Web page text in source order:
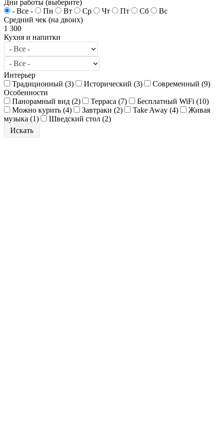
Дни работы (выберите)
- Все -
Пн Вт Ср Чт Пт Сб
Вс
Средний чек (на двоих)
1 300
Кухня и напитки
Интерьер
Традиционный (3)
Исторический (3)
Современный (9)
Особенности
Панорамный вид (2)
Терраса (7)
Бесплатный WiFi (10)
Можно курить (4)
Завтраки (2) Take Away (4)
Живая
музыка (1)
Шведский стол (2)